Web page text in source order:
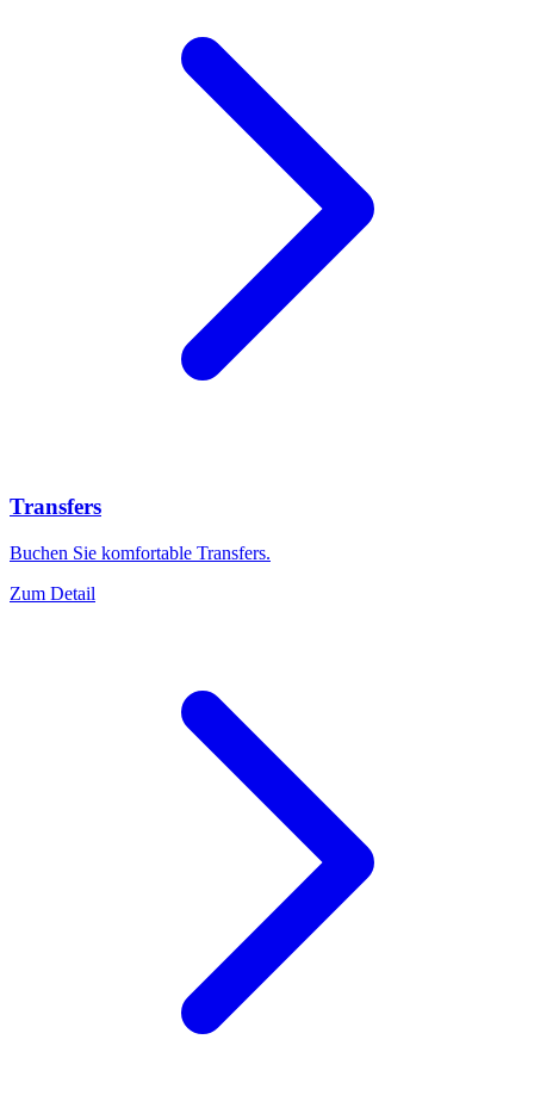
Transfers
Buchen Sie komfortable Transfers.
Zum Detail